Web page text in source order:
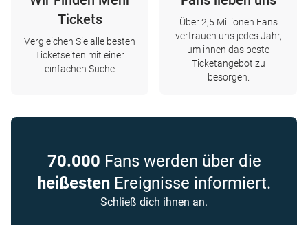
Tickets
Vergleichen Sie alle besten
Ticketseiten mit einer
einfachen Suche
Über 2,5 Millionen Fans
vertrauen uns jedes Jahr,
um ihnen das beste
Ticketangebot zu
besorgen.
70.000 Fans werden über die
heißesten Ereignisse informiert.
Schließ dich ihnen an.